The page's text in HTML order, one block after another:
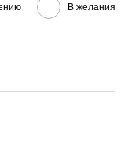
В желания